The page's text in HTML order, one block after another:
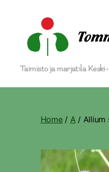
Tommolan
Tila
Taimisto ja marjatila
Home/ A / Allium